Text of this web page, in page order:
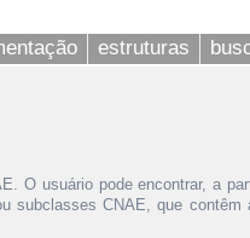
estruturas
O usuário pode encontrar, a
subclasses CNAE, que